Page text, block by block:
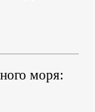
моря: